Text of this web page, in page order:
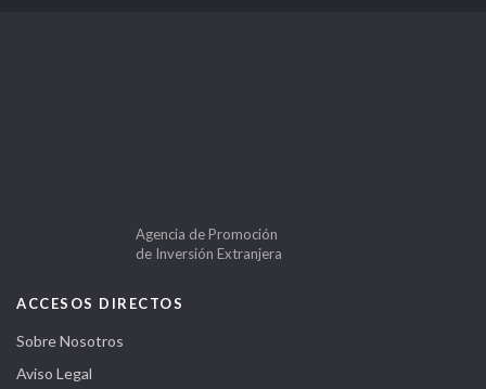
Agencia de Promoción
de Inversión Extranjera
ACCESOS DIRECTOS
Sobre Nosotros
Aviso Legal